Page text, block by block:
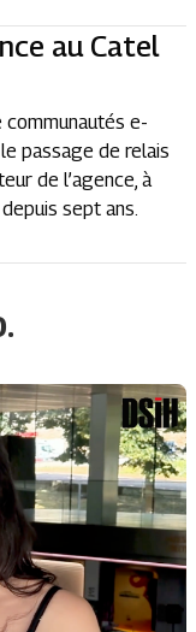
au Catel
e-
passage de relais
de l’agence, à
sept ans.